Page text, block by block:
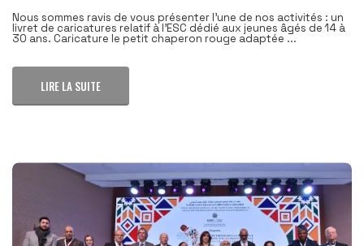
Nous sommes ravis de vous présenter l’une de nos activités : un
livret de caricatures relatif à l’ESC dédié aux jeunes âgés de 14 à
30 ans. Caricature le petit chaperon rouge adaptée ...
LIRE LA SUITE